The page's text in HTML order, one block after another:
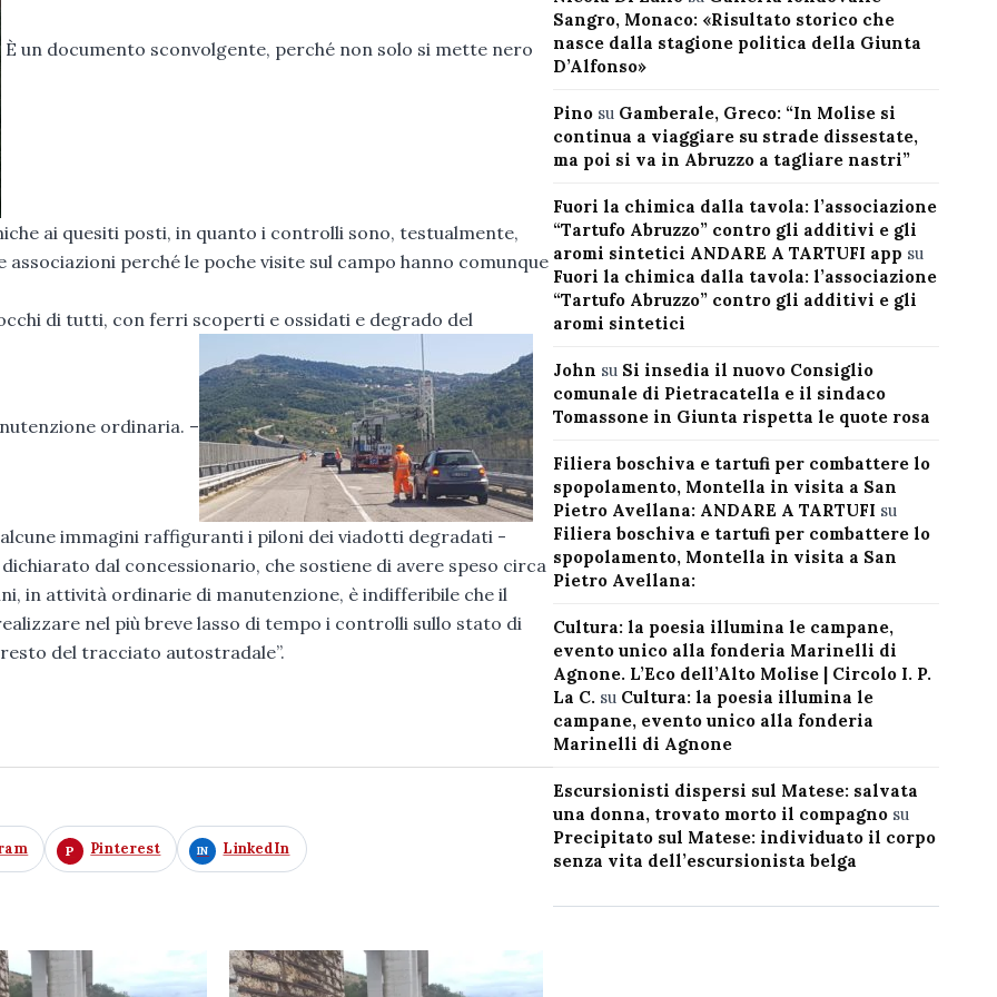
È un documento sconvolgente, perché non solo si mette nero
ai quesiti posti, in quanto i controlli sono, testualmente,
associazioni perché le poche visite sul campo hanno comunque
di tutti, con ferri scoperti e ossidati e degrado del
ordinaria. –
immagini raffiguranti i piloni dei viadotti degradati -
dal concessionario, che sostiene di avere speso circa
in attività ordinarie di manutenzione, è indifferibile che il
nel più breve lasso di tempo i controlli sullo stato di
del tracciato autostradale”.
Pinterest LinkedIn
Sangro, Monaco: «Risultato storico che
nasce dalla stagione politica della Giunta
D’Alfonso»
Pinosu Gamberale, Greco: “In Molise si
continua a viaggiare su strade dissestate,
ma poi si va in Abruzzo a tagliare nastri”
Fuori la chimica dalla tavola: l’associazione
“Tartufo Abruzzo” contro gli additivi e gli
aromi sintetici ANDARE A TARTUFI app su
Fuori la chimica dalla tavola: l’associazione
“Tartufo Abruzzo” contro gli additivi e gli
aromi sintetici
John su Si insedia il nuovo Consiglio
comunale di Pietracatella e il sindaco
Tomassone in Giunta rispetta le quote rosa
Filiera boschiva e tartufi per combattere lo
spopolamento, Montella in visita a San
Pietro Avellana: ANDARE A TARTUFI su
Filiera boschiva e tartufi per combattere lo
spopolamento, Montella in visita a San
Pietro Avellana:
Cultura: la poesia illumina le campane,
evento unico alla fonderia Marinelli di
Agnone. L’Eco dell’Alto Molise | Circolo I. P.
La C. su Cultura: la poesia illumina le
campane, evento unico alla fonderia
Marinelli di Agnone
Escursionisti dispersi sul Matese: salvata
una donna, trovato morto il compagnosu
Precipitato sul Matese: individuato il corpo
senza vita dell’escursionista belga